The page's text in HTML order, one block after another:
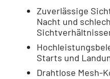
Zuverlässige
Nacht und
Starts und
Drahtlose Mesh-